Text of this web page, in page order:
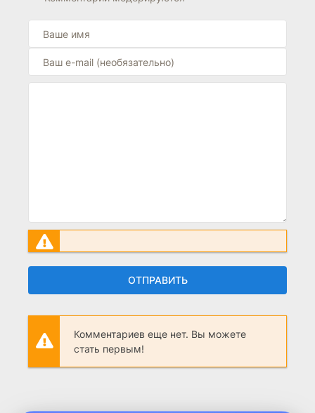
ОТПРАВИТЬ
Комментариев еще нет. Вы можете
стать первым!